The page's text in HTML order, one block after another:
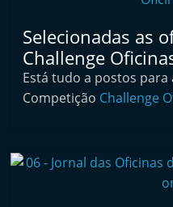
A
f
t
m
Selecionadas as
Challenge
Está tudo a postos para
Competição Challenge